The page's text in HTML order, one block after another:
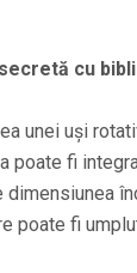
cu
unei uși
poate fi
poate fi